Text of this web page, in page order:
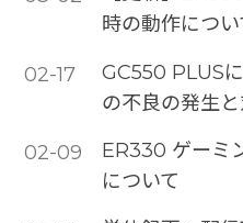
時の動作につい
02-17
GC550 PLUS
の不良の発生
02-09
ER330 ゲーミ
について